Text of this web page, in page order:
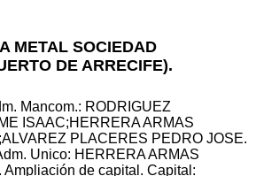
METAL SOCIEDAD
DE ARRECIFE).
Mancom.: RODRIGUEZ
ISAAC;HERRERA ARMAS
PLACERES PEDRO JOSE.
Unico: HERRERA ARMAS
Ampliación de capital. Capital: